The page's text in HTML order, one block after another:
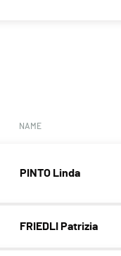
NAME
PINTO Linda
04'01 (2)FRIEDLI Patrizia